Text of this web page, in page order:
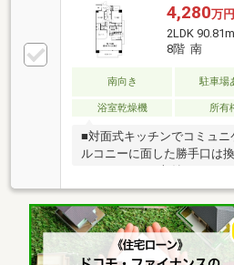
4,280万円
2LDK 90.81m
8階 南
南向き 駐車場
浴室乾燥機
所有
■対面式キッチンでコミュ
ルコニーに面した勝手口は
ており、荷物が溢れる心配
りの畳スペースは、リビン
場として活躍します。畳の
り。赤ちゃんのおむつ替え
ースとしても便利で、多目